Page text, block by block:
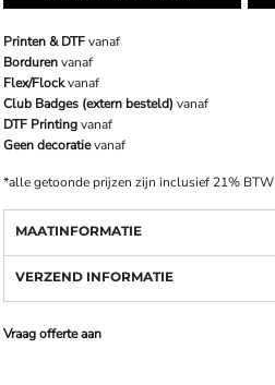
Printen & DTFvanaf
Bordurenvanaf
Flex/Flockvanaf
Club Badges (extern besteld) vanaf
DTF Printingvanaf
Geen decoratievanaf
*alle getoonde prijzen zijn inclusief 21% BTW
MAATINFORMATIE
VERZEND INFORMATIE
Vraag offerte aan